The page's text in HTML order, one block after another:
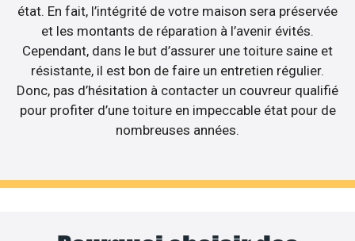
état. En fait, l’intégrité de votre maison sera préservée
et les montants de réparation à l’avenir évités.
Cependant, dans le but d’assurer une toiture saine et
résistante, il est bon de faire un entretien régulier.
Donc, pas d’hésitation à contacter un couvreur qualifié
pour profiter d’une toiture en impeccable état pour de
nombreuses années.